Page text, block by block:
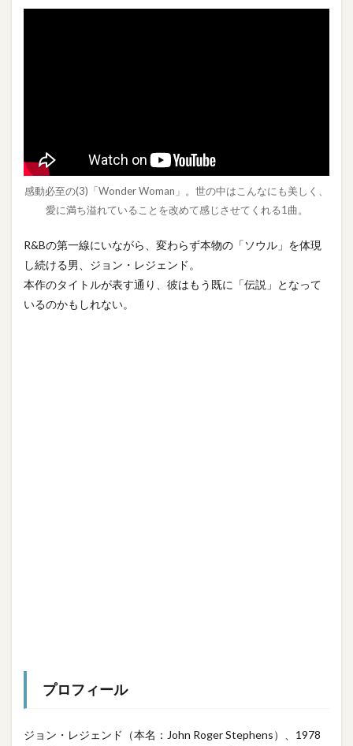
感動必至の(3)「Wonder Woman」。世の中はこんなにも美しく、
愛に満ち溢れていることを改めて感じさせてくれる1曲。
R&Bの第一線にいながら、変わらず本物の「ソウル」を体現
し続ける男、ジョン・レジェンド。
本作のタイトルが表す通り、彼はもう既に「伝説」となって
いるのかもしれない。
プロフィール
ジョン・レジェンド（本名：John Roger Stephens）、1978